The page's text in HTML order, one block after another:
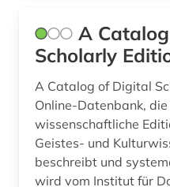
englisch (1)
entartete kunst (3)
entdeckung (1)
enteignung (3)
A
Scholarly
A Catalog of Digital
Online-Datenbank,
wissenschaftliche
Geistes- und
beschreibt und
wird vom Institut für